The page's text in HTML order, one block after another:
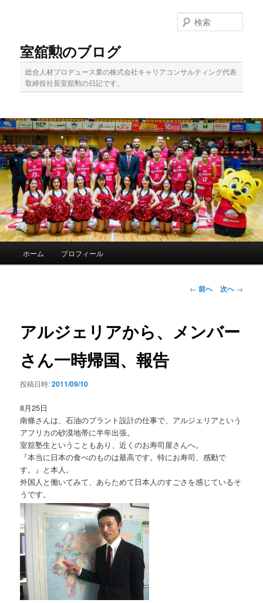
移
動
室舘勲のブログ
総合人材プロデュース業の株式会社キャリアコンサルティング代表
取締役社長室舘勲の日記です。
索
ホーム プロフィール
投
ビ
ゲ
← 前へ 次へ→
アルジェリアから、メンバー
さん一時帰国、報告
投稿日時:2011/09/10
8月25日
南條さんは、石油のプラント設計の仕事で、アルジェリアという
アフリカの砂漠地帯に半年出張。
室舘塾生ということもあり、近くのお寿司屋さんへ。
『本当に日本の食べのものは最高です。特にお寿司、感動で
す。』と本人。
外国人と働いてみて、あらためて日本人のすごさを感じているそ
うです。